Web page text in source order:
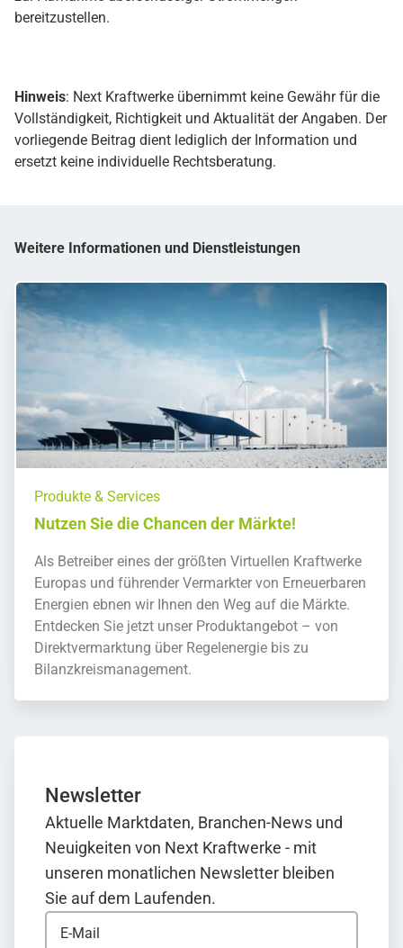
bereitzustellen.
Hinweis: Next Kraftwerke übernimmt keine Gewähr für die
Vollständigkeit, Richtigkeit und Aktualität der Angaben. Der
vorliegende Beitrag dient lediglich der Information und
ersetzt keine individuelle Rechtsberatung.
Weitere Informationen und Dienstleistungen
Produkte & Services
Nutzen Sie die Chancen der Märkte!
Als Betreiber eines der größten Virtuellen Kraftwerke
Europas und führender Vermarkter von Erneuerbaren
Energien ebnen wir Ihnen den Weg auf die Märkte.
Entdecken Sie jetzt unser Produktangebot – von
Direktvermarktung über Regelenergie bis zu
Bilanzkreismanagement.
Newsletter
Aktuelle Marktdaten, Branchen-News und
Neuigkeiten von Next Kraftwerke - mit
unseren monatlichen Newsletter bleiben
Sie auf dem Laufenden.
E-Mail